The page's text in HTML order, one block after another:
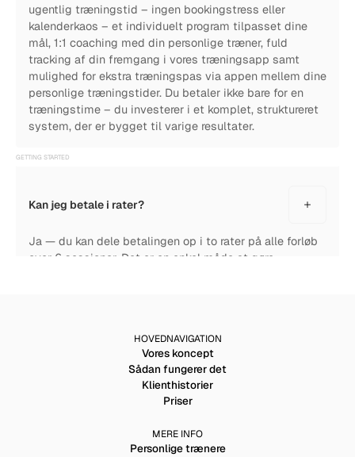
ugentlig træningstid – ingen bookingstress eller
kalenderkaos – et individuelt program tilpasset dine
mål, 1:1 coaching med din personlige træner, fuld
tracking af din fremgang i vores træningsapp samt
mulighed for ekstra træningspas via appen mellem dine
personlige træningstider. Du betaler ikke bare for en
træningstime – du investerer i et komplet, struktureret
system, der er bygget til varige resultater.
GETTING STARTED
Kan jeg betale i rater?
Ja — du kan dele betalingen op i to rater på alle forløb
over 6 sessioner. Det er en enkel måde at gøre
Hvad koster personlig træning i København?
Personlig træning i København koster typisk 600–1.500
vores forløb mellem 600–1.000 kr. pr. session,
MERE INFO
Personlige trænere
HOVEDNAVIGATION
Vores koncept
Sådan fungerer det
Klienthistorier
Priser